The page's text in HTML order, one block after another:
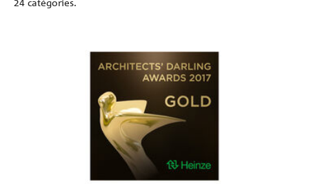
24 catégories.